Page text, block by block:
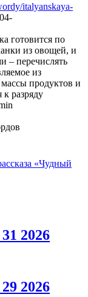
italyanskaya-
готовится по
из овощей, и
– перечислять
из
продуктов и
к разряду
«Чудный
2026
2026